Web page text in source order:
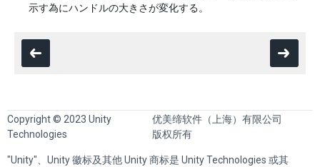
示す為にハンドルの大きさが変化する。
Copyright © 2023 Unity
Technologies
优美缔软件（上海）有限公司
版权所有
"Unity"、Unity 徽标及其他 Unity 商标是 Unity Technologies 或其